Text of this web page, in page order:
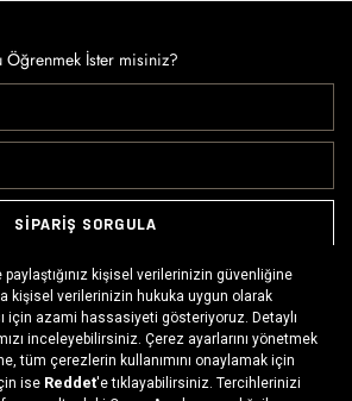
İster misiniz?
SİPARİŞ SORGULA
bağlı olanların markası SPX, çeşitli
giyim ürünleri, outdoor ayakkabılar,
ile, her yerde ve her koşulda doğayla
Daima aktif bir yaşam tarzını